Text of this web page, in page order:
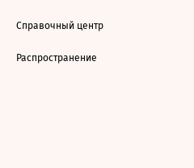
Справочный центр
Распространение